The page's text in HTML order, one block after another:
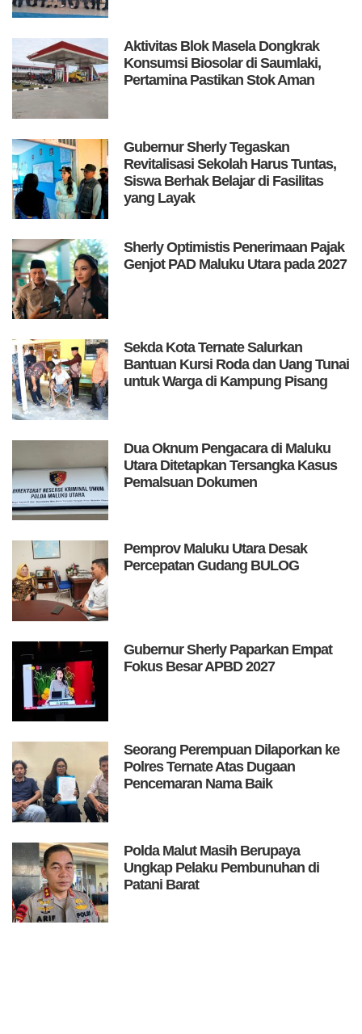
Aktivitas Blok Masela Dongkrak
Konsumsi Biosolar di Saumlaki,
Pertamina Pastikan Stok Aman
Gubernur Sherly Tegaskan
Revitalisasi Sekolah Harus Tuntas,
Siswa Berhak Belajar di Fasilitas
yang Layak
Sherly Optimistis Penerimaan Pajak
Genjot PAD Maluku Utara pada 2027
Sekda Kota Ternate Salurkan
Bantuan Kursi Roda dan Uang Tunai
untuk Warga di Kampung Pisang
Dua Oknum Pengacara di Maluku
Utara Ditetapkan Tersangka Kasus
Pemalsuan Dokumen
Pemprov Maluku Utara Desak
Percepatan Gudang BULOG
Gubernur Sherly Paparkan Empat
Fokus Besar APBD 2027
Seorang Perempuan Dilaporkan ke
Polres Ternate Atas Dugaan
Pencemaran Nama Baik
Polda Malut Masih Berupaya
Ungkap Pelaku Pembunuhan di
Patani Barat